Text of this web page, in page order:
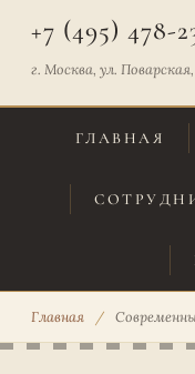
+7 (495) 478-
г. Москва, ул.
ГЛАВНАЯ
Главная /